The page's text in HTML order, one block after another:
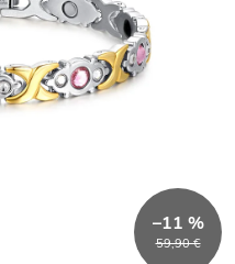
59,90 €
–11 %